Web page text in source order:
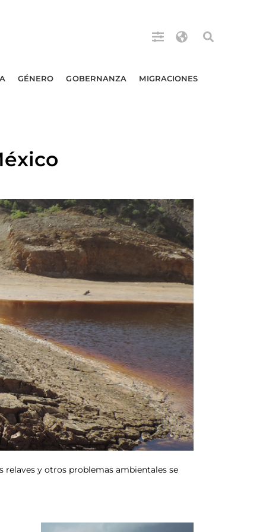
GÉNERO GOBERNANZA MIGRACIONES
relaves y otros problemas ambientales se